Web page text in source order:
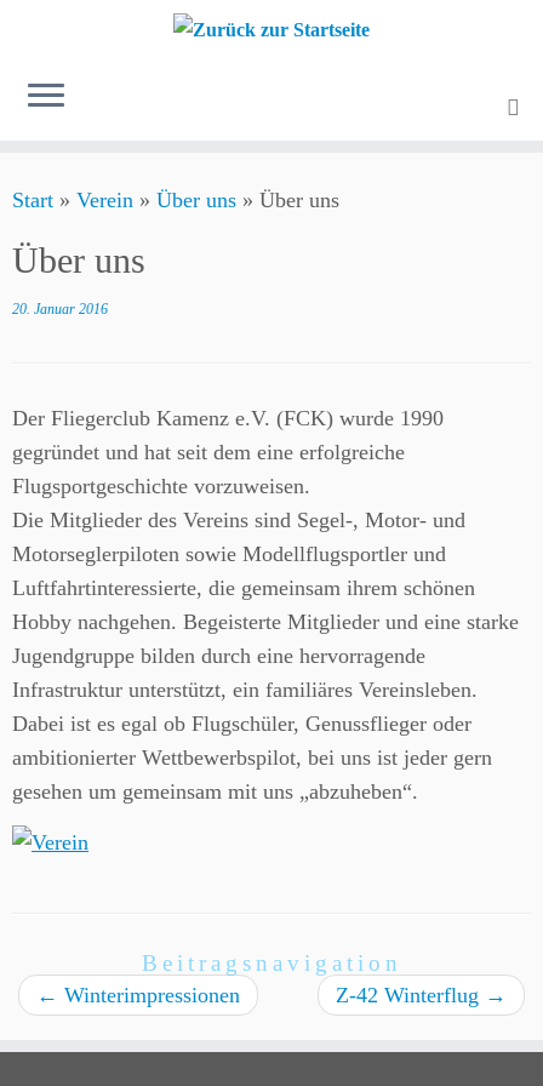
Inhalt
springen
Start » Verein » Über uns » Über uns
Über uns
20. Januar 2016
Der Fliegerclub Kamenz e.V. (FCK) wurde 1990
gegründet und hat seit dem eine erfolgreiche
Flugsportgeschichte vorzuweisen.
Die Mitglieder des Vereins sind Segel-, Motor- und
Motorseglerpiloten sowie Modellflugsportler und
Luftfahrtinteressierte, die gemeinsam ihrem schönen
Hobby nachgehen. Begeisterte Mitglieder und eine starke
Jugendgruppe bilden durch eine hervorragende
Infrastruktur unterstützt, ein familiäres Vereinsleben.
Dabei ist es egal ob Flugschüler, Genussflieger oder
ambitionierter Wettbewerbspilot, bei uns ist jeder gern
gesehen um gemeinsam mit uns „abzuheben“.
Beitragsnavigation
← Winterimpressionen Z-42 Winterflug →